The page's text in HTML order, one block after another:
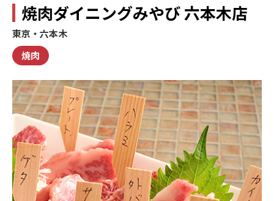
焼肉ダイニングみやび 六本木店
東京・六本木
焼肉